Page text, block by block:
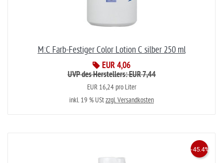
M:C Farb-Festiger Color Lotion C silber 250 ml
EUR 4,06
UVP des Herstellers: EUR 7,44
EUR 16,24 pro Liter
inkl. 19 % UStzzgl. Versandkosten
-45.4%